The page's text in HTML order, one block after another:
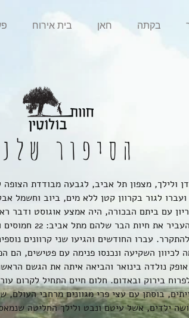
בית אירוח חאן בקתה
הסיפור
לגור בקרוון קטן ללא מים, ביוב וחשמל
עם ביתם הבכורה, היה אמצע אוגוסט ודבר
בר כדי שיהיה
עברו החודשים והגיעו שני קרוונים
השקיעה ונכנסו פנימה עם פטישים, הם
נולדה בינואר והביאה איתה את הגשם
בירוק ובאדום. חלום חיים התחיל לקרום
בוסתן עם עצי פרי מגוונים מרחבי
ילדים, אשל עיטם ונבט ולילך החליטה